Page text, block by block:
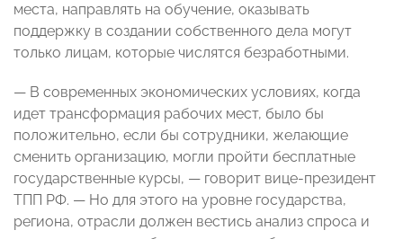
места, направлять на обучение, оказывать
поддержку в создании собственного дела могут
только лицам, которые числятся безработными.
— В современных экономических условиях, когда
идет трансформация рабочих мест, было бы
положительно, если бы сотрудники, желающие
сменить организацию, могли пройти бесплатные
государственные курсы, — говорит вице-президент
ТПП РФ. — Но для этого на уровне государства,
региона, отрасли должен вестись анализ спроса и